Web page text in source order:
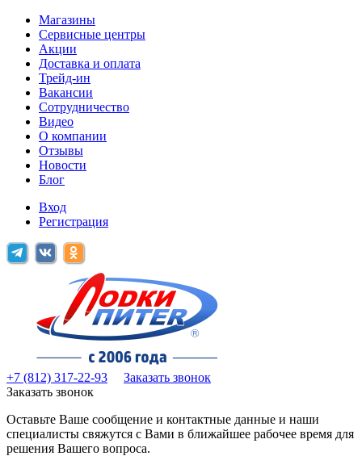
Магазины
Сервисные центры
Акции
Доставка и оплата
Трейд-ин
Вакансии
Сотрудничество
Видео
О компании
Отзывы
Новости
Блог
Вход
Регистрация
+7 (812) 317-22-93
Заказать звонок
Заказать звонок
Оставьте Ваше сообщение и контактные данные и наши
специалисты свяжутся с Вами в ближайшее рабочее время для
решения Вашего вопроса.